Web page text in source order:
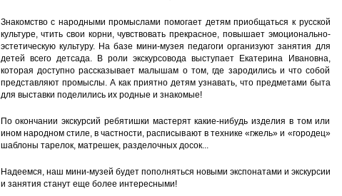
Знакомство с народными промыслами помогает детям приобщаться к русской
культуре, чтить свои корни, чувствовать прекрасное, повышает эмоционально-
эстетическую культуру. На базе мини-музея педагоги организуют занятия для
детей всего детсада. В роли экскурсовода выступает Екатерина Ивановна,
которая доступно рассказывает малышам о том, где зародились и что собой
представляют промыслы. А как приятно детям узнавать, что предметами быта
для выставки поделились их родные и знакомые!
По окончании экскурсий ребятишки мастерят какие-нибудь изделия в том или
ином народном стиле, в частности, расписывают в технике «гжель» и «городец»
шаблоны тарелок, матрешек, разделочных досок...
Надеемся, наш мини-музей будет пополняться новыми экспонатами и экскурсии
и занятия станут еще более интересными!